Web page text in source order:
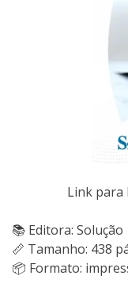
Link para
📚 Editora: Solução
📏 Tamanho: 438
📦 Formato: